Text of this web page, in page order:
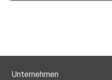
Unternehmen